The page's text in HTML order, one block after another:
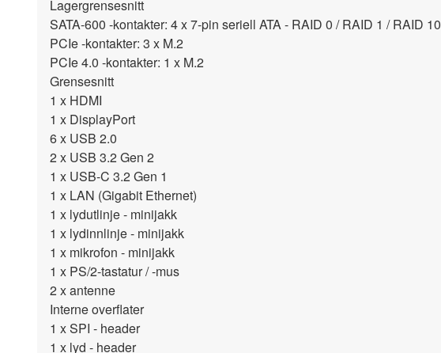
Lagergrensesnitt
SATA-600 -kontakter: 4 x 7-pin seriell ATA - RAID 0 / RAID 1 / RAID 10
PCIe -kontakter: 3 x M.2
PCIe 4.0 -kontakter: 1 x M.2
Grensesnitt
1 x HDMI
1 x DisplayPort
6 x USB 2.0
2 x USB 3.2 Gen 2
1 x USB-C 3.2 Gen 1
1 x LAN (Gigabit Ethernet)
1 x lydutlinje - minijakk
1 x lydinnlinje - minijakk
1 x mikrofon - minijakk
1 x PS/2-tastatur / -mus
2 x antenne
Interne overflater
1 x SPI - header
1 x lyd - header